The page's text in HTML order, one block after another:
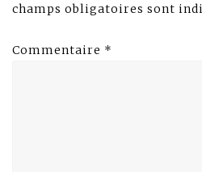
champs obligatoires sont
Commentaire *